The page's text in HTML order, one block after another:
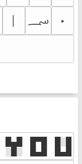
؄ ‣
█▀█ █░█
█▄█ █▄█